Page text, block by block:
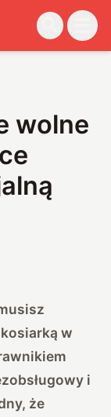
wolne
w
i
że